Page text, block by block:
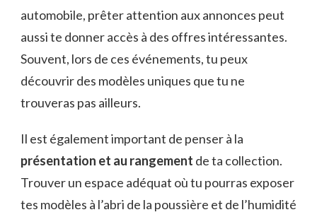
automobile, prêter attention aux annonces peut
aussi te donner accès à des offres intéressantes.
Souvent, lors de ces événements, tu peux
découvrir des modèles uniques que tu ne
trouveras pas ailleurs.
Il est également important de penser à la
présentation et au rangement de ta collection.
Trouver un espace adéquat où tu pourras exposer
tes modèles à l’abri de la poussière et de l’humidité